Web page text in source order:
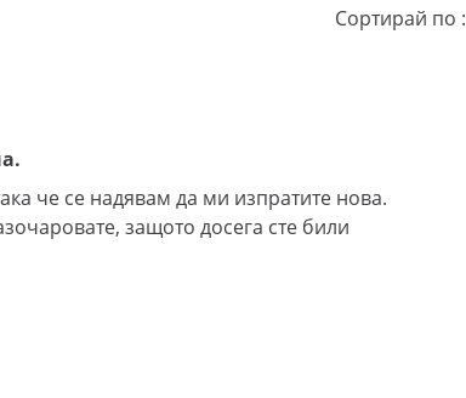
Сортирай по :
че се надявам да ми изпратите нова.
защото досега сте били